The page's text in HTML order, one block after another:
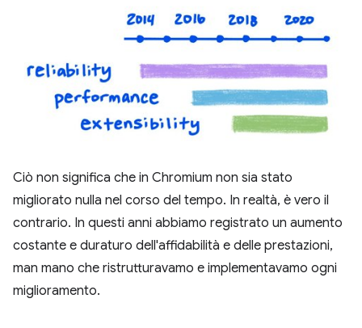
Ciò non significa che in Chromium non sia stato
migliorato nulla nel corso del tempo. In realtà, è vero il
contrario. In questi anni abbiamo registrato un aumento
costante e duraturo dell'affidabilità e delle prestazioni,
man mano che ristrutturavamo e implementavamo ogni
miglioramento.